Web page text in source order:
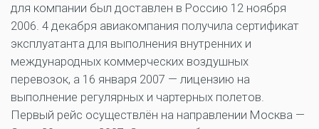
для компании был доставлен в Россию 12 ноября
2006. 4 декабря авиакомпания получила сертификат
эксплуатанта для выполнения внутренних и
международных коммерческих воздушных
перевозок, а 16 января 2007 — лицензию на
выполнение регулярных и чартерных полетов.
Первый рейс осуществлён на направлении Москва —